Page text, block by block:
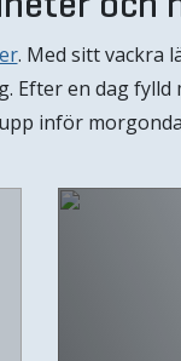
. Med sitt vackra
en dag
inför